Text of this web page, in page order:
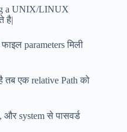
a UNIX/LINUX
है|
parameters मिली
तब एक relative Path को
और system से पासवर्ड